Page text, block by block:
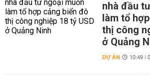
nhà đầu
làm tổ
thị công
ở Quảng
DỰ ÁN 10:49 |